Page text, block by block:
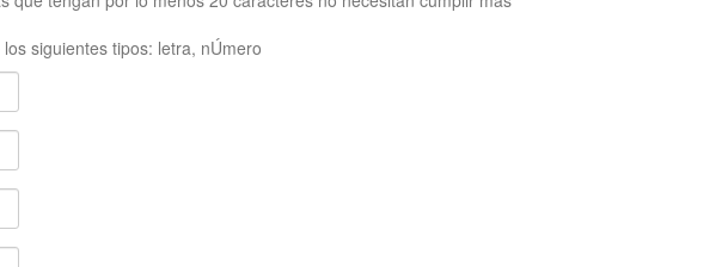
siguientes tipos: letra, nÚmero